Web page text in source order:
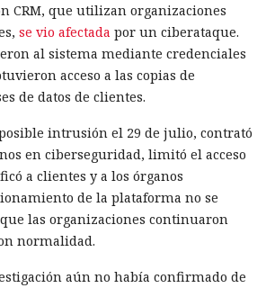
a internet doméstica del
el tráfico de terceros. El código
aplicaciones de la tienda oficial,
de Pac-Man, que la propia
en la sección «Selección del editor».
algunas aplicaciones afirman tener
instalaciones.
CRM, que utilizan organizaciones
se vio afectada por un ciberataque.
al sistema mediante credenciales
acceso a las copias de
de datos de clientes.
intrusión el 29 de julio, contrató
en ciberseguridad, limitó el acceso
a clientes y a los órganos
de la plataforma no se
las organizaciones continuaron
normalidad.
aún no había confirmado de